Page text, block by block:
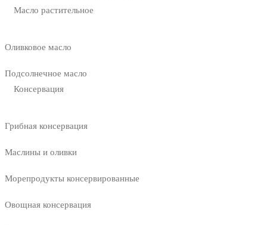
Масло растительное
Оливковое масло
Подсолнечное масло
Консервация
Грибная консервация
Маслины и оливки
Морепродукты консервированные
Овощная консервация